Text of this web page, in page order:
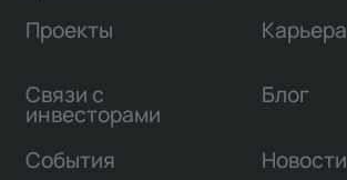
Проекты
Связи с
инвесторами
Карьера
Блог
События Новости